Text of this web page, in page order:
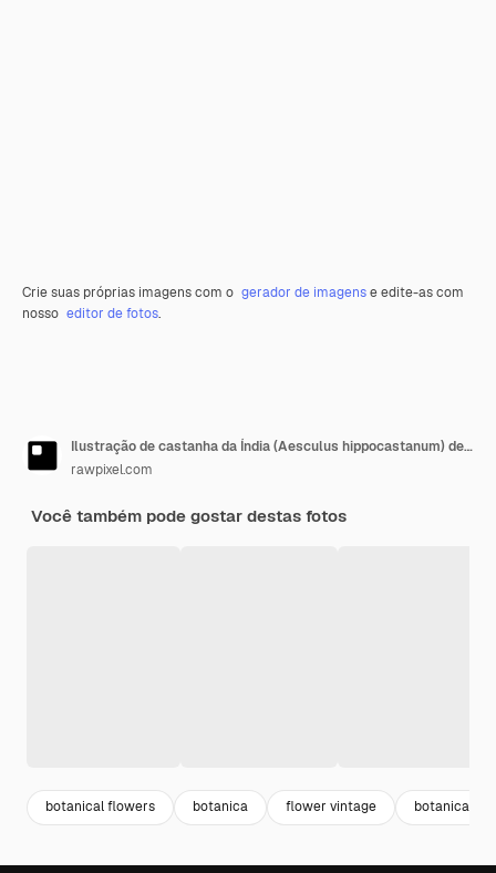
Crie suas próprias imagens com o gerador de imagense edite-as com
nosso editor de fotos.
Ilustração de castanha da Índia (Aesculus hippocastanum) de Botânica médica
rawpixel.com
Você também pode gostar destas fotos
botanical flowers botanica flower vintage botanical